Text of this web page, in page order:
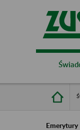
Emerytury